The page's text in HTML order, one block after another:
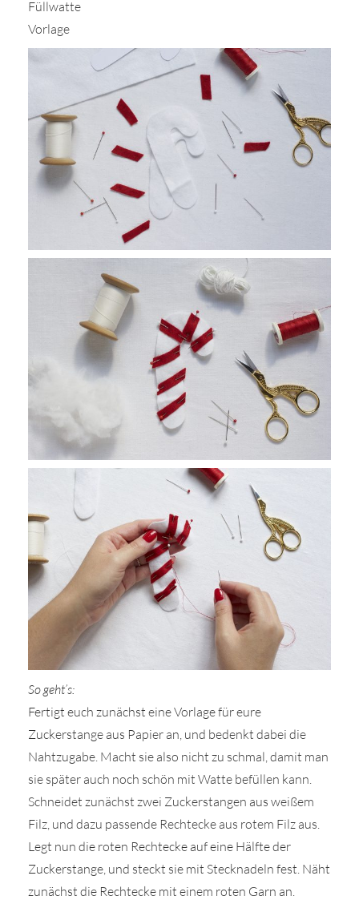
Füllwatte
Vorlage
So geht’s:
Fertigt euch zunächst eine Vorlage für eure
Zuckerstange aus Papier an, und bedenkt dabei die
Nahtzugabe. Macht sie also nicht zu schmal, damit man
sie später auch noch schön mit Watte befüllen kann.
Schneidet zunächst zwei Zuckerstangen aus weißem
Filz, und dazu passende Rechtecke aus rotem Filz aus.
Legt nun die roten Rechtecke auf eine Hälfte der
Zuckerstange, und steckt sie mit Stecknadeln fest. Näht
zunächst die Rechtecke mit einem roten Garn an.